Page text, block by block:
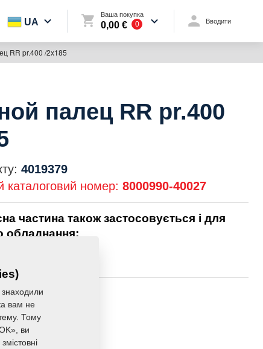
UA
Ваша покупка
0,00 € 0 Вводити
RR pr.400 /2x185
палец RR pr.400
4019379
каталоговий номер: 8000990-40027
частина також застосовується і для
обладнання:
вам не
Тому
ви